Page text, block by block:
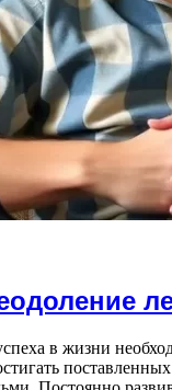
в жизни